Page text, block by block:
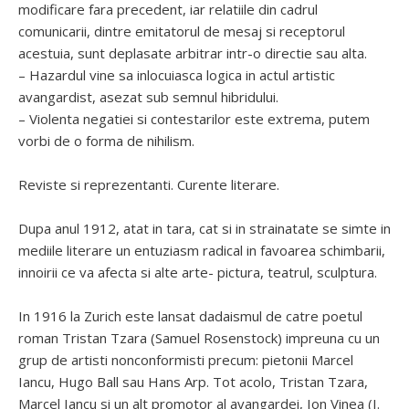
modificare fara precedent, iar relatiile din cadrul
comunicarii, dintre emitatorul de mesaj si receptorul
acestuia, sunt deplasate arbitrar intr-o directie sau alta.
– Hazardul vine sa inlocuiasca logica in actul artistic
avangardist, asezat sub semnul hibridului.
– Violenta negatiei si contestarilor este extrema, putem
vorbi de o forma de nihilism.
Reviste si reprezentanti. Curente literare.
Dupa anul 1912, atat in tara, cat si in strainatate se simte in
mediile literare un entuziasm radical in favoarea schimbarii,
innoirii ce va afecta si alte arte- pictura, teatrul, sculptura.
In 1916 la Zurich este lansat dadaismul de catre poetul
roman Tristan Tzara (Samuel Rosenstock) impreuna cu un
grup de artisti nonconformisti precum: pietonii Marcel
Iancu, Hugo Ball sau Hans Arp. Tot acolo, Tristan Tzara,
Marcel Iancu si un alt promotor al avangardei, Ion Vinea (I.